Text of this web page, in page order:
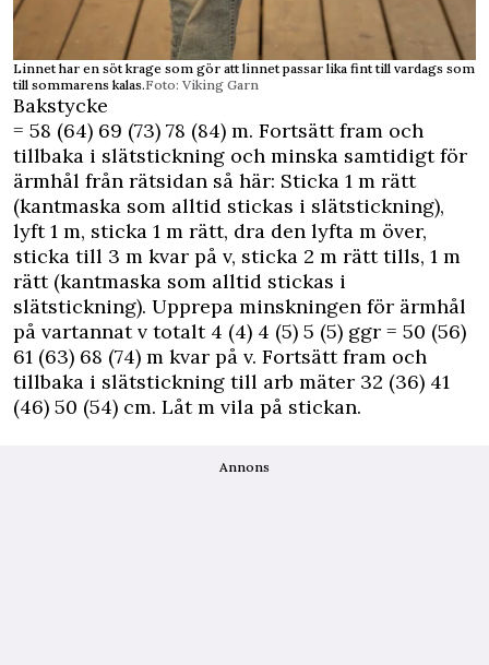
Linnet har en söt krage som gör att linnet passar lika fint till vardags som
till sommarens kalas.Foto: Viking Garn
Bakstycke
= 58 (64) 69 (73) 78 (84) m. Fortsätt fram och
tillbaka i slät­stickning och minska samtidigt för
ärmhål från rätsidan så här: Sticka 1 m rätt
(kantmaska som alltid stickas i slätstickning),
lyft 1 m, sticka 1 m rätt, dra den lyfta m över,
sticka till 3 m kvar på v, sticka 2 m rätt tills, 1 m
rätt (kantmaska som alltid stickas i
slätstickning). Upprepa minskningen för ärmhål
på vartannat v totalt 4 (4) 4 (5) 5 (5) ggr = 50 (56)
61 (63) 68 (74) m kvar på v. Fortsätt fram och
tillbaka i slätstickning till arb mäter 32 (36) 41
(46) 50 (54) cm. Låt m vila på stickan.
Annons